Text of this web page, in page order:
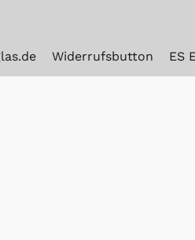
Widerrufsbutton ES